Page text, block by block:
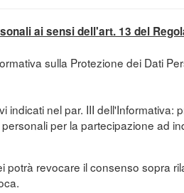
ai sensi dell'art. 13 del
sulla Protezione dei Dati
indicati nel par. III dell'Informativa:
per la partecipazione ad
potrà revocare il consenso sopra